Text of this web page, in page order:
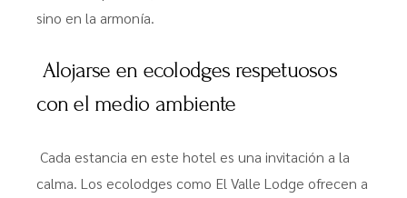
sino en la armonía.
Alojarse en ecolodges respetuosos
con el medio ambiente
Cada estancia en este hotel es una invitación a la
calma. Los ecolodges como El Valle Lodge ofrecen a